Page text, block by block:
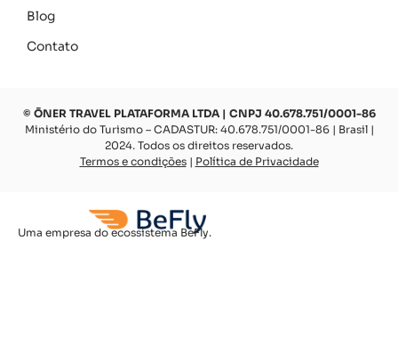
Blog
Contato
© ŌNER TRAVEL PLATAFORMA LTDA | CNPJ 40.678.751/0001-86
Ministério do Turismo – CADASTUR: 40.678.751/0001-86 | Brasil |
2024. Todos os direitos reservados.
Termos e condições| Política de Privacidade
Uma empresa do ecossistema BeFly.